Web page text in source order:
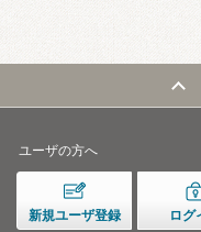
ユーザの方へ
新規ユーザ登録 ログ